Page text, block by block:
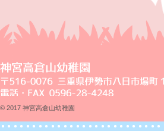
© 2017 神宮高倉山幼稚園